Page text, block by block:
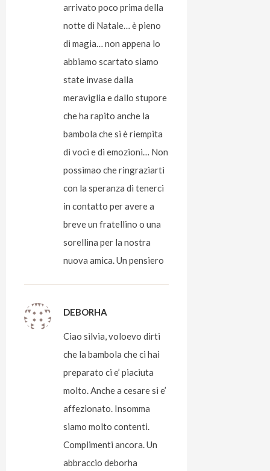
arrivato poco prima della
notte di Natale… è pieno
di magia… non appena lo
abbiamo scartato siamo
state invase dalla
meraviglia e dallo stupore
che ha rapito anche la
bambola che si è riempita
di voci e di emozioni… Non
possimao che ringraziarti
con la speranza di tenerci
in contatto per avere a
breve un fratellino o una
sorellina per la nostra
nuova amica. Un pensiero
DEBORHA
Ciao silvia, voloevo dirti
che la bambola che ci hai
preparato ci e’ piaciuta
molto. Anche a cesare si e’
affezionato. Insomma
siamo molto contenti.
Complimenti ancora. Un
abbraccio deborha